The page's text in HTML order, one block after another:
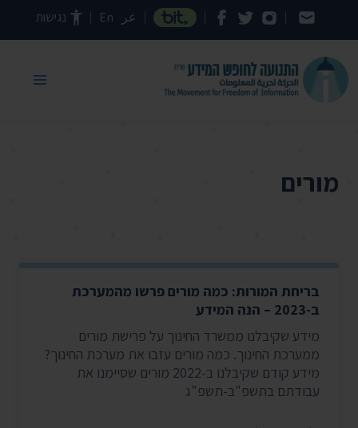
דילוג לתוכן העמוד عر En נגישות
מורים
בריחת המורות: כמה מורים פרשו מהמערכת
ב-2023 – הנה המידע
מידע שקיבלנו ממשרד החינוך על פרישת מורים
ממערכת החינוך. כמה מורים עזבו את מערכת החינוך?
מידע קודם שקיבלנו ב-2022 מורים שסיימנו את
עבודתם בתשפ"ב-תשפ"ג